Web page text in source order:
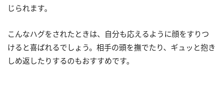
じられます。
こんなハグをされたときは、自分も応えるように顔をすりつ
けると喜ばれるでしょう。相手の頭を撫でたり、ギュッと抱き
しめ返したりするのもおすすめです。